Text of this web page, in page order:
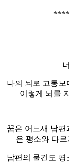
나의 뇌로 고통보
이렇게 뇌를
꿈은 어느새 남편
은 평소와 다
남편의 물건도 평